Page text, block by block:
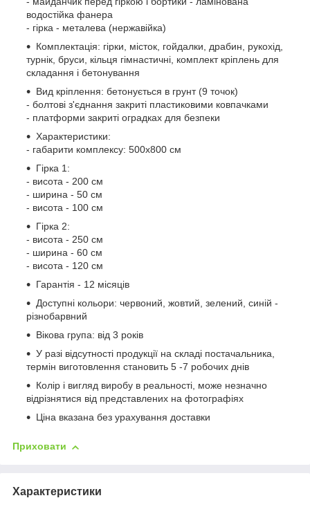
водостійка фанера
- гірка - металева (нержавійка)
Комплектація: гірки, місток, гойдалки, драбин, рукохід,
турнік, бруси, кільця гімнастичні, комплект кріплень для
складання і бетонування
Вид кріплення: бетонується в грунт (9 точок)
- болтові з'єднання закриті пластиковими ковпачками
- платформи закриті оградках для безпеки
Характеристики:
- габарити комплексу: 500х800 см
Гірка 1:
- висота - 200 см
- ширина - 50 см
- висота - 100 см
Гірка 2:
- висота - 250 см
- ширина - 60 см
- висота - 120 см
Гарантія - 12 місяців
Доступні кольори: червоний, жовтий, зелений, синій -
різнобарвний
Вікова група: від 3 років
У разі відсутності продукції на складі постачальника,
термін виготовлення становить 5 -7 робочих днів
Колір і вигляд виробу в реальності, може незначно
відрізнятися від представлених на фотографіях
Ціна вказана без урахування доставки
Приховати
Характеристики